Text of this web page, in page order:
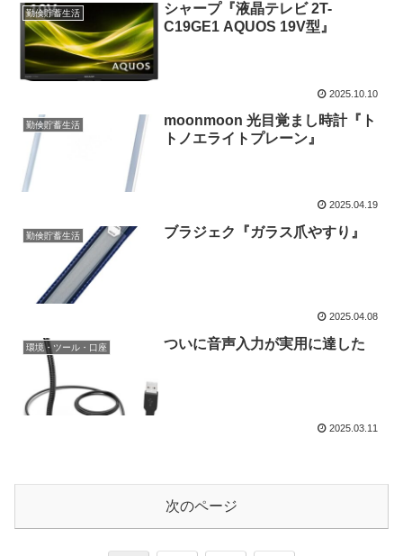
勤倹貯蓄生活
シャープ『液晶テレビ 2T-
C19GE1 AQUOS 19V型』
2025.10.10
勤倹貯蓄生活
moonmoon 光目覚まし時計『ト
トノエライトプレーン』
2025.04.19
勤倹貯蓄生活 ブラジェク『ガラス爪やすり』
2025.04.08
環境・ツール・口座 ついに音声入力が実用に達した
2025.03.11
次のページ